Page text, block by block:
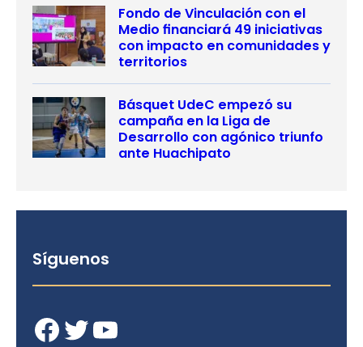
Fondo de Vinculación con el
Medio financiará 49 iniciativas
con impacto en comunidades y
territorios
Básquet UdeC empezó su
campaña en la Liga de
Desarrollo con agónico triunfo
ante Huachipato
Síguenos
Facebook Twitter YouTube